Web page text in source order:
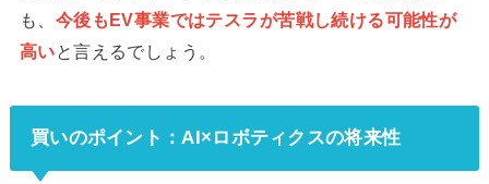
も、 今後もEV事業ではテスラが苦戦し続ける可能性が
高いと言えるでしょう。
買いのポイント：AI×ロボティクスの将来性